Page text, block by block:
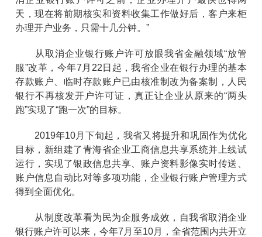
天，现在将前期核实和资料收集工作做好后，客户来柜
办理开户业务，只需十几分钟。”
从取消企业银行账户许可放眼我省金融领域“放管
服”改革，今年7月22日起，我省企业在银行办理的基本
存款账户、临时存款账户已由核准制改为备案制，人民
银行不再核发开户许可证，真正让企业从原来的“两头
跑”实现了“跑一次”的目标。
2019年10月下旬起，我省又将提升和巩固作为优化
目标，新组建了青海省企业工商信息共享系统并上线试
运行，实现了银政信息共享、账户资料影像实时传送、
账户信息自动比对等多项功能，企业银行账户管理方式
得到全面优化。
从制度改革看为民为企服务成效，自我省取消企业
银行账户许可以来，今年7月至10月，全省范围内共开立